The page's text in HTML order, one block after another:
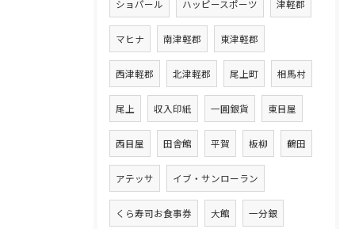
ショパール ハッピースポーツ 津軽郡
マヒナ 南津軽郡 東津軽郡
西津軽郡 北津軽郡 尾上町 相馬村
尾上 収入印紙 一圓銀貨 東目屋
西目屋 田舎館 平賀 板柳 鶴田
アテッサ イブ・サンローラン
くら寿司お食事券 大館 一分銀